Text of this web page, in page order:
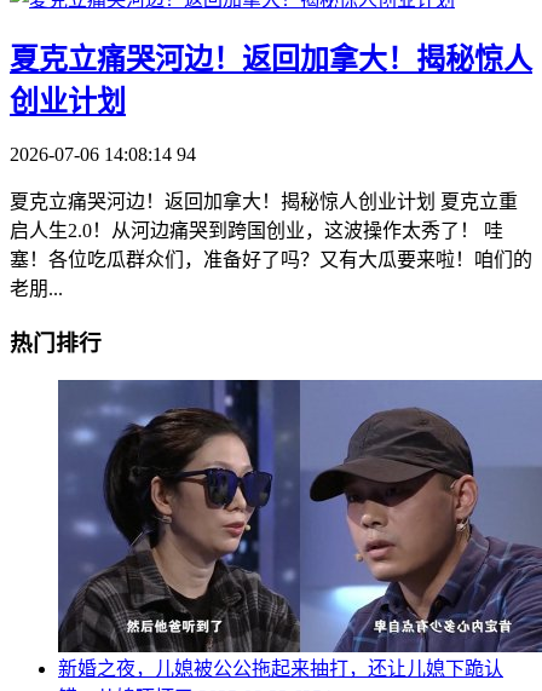
夏克立痛哭河边！返回加拿大！揭秘惊人
创业计划
2026-07-06 14:08:14 94
夏克立痛哭河边！返回加拿大！揭秘惊人创业计划 夏克立重
启人生2.0！从河边痛哭到跨国创业，这波操作太秀了！ 哇
塞！各位吃瓜群众们，准备好了吗？又有大瓜要来啦！咱们的
老朋...
热门排行
​新婚之夜，儿媳被公公拖起来抽打，还让儿媳下跪认